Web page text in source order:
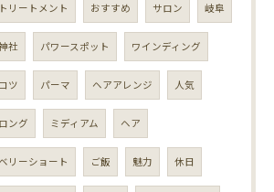
トリートメント おすすめ サロン 岐阜
社 パワースポット ワインディング
コツ パーマ ヘアアレンジ 人気
ロング ミディアム ヘア
リーショート ご飯 魅力 休日